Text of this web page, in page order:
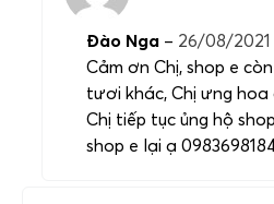
Đào Nga – 26/08/2021
Cảm ơn Chị, shop e
tươi khác, Chị ưng
Chị tiếp tục ủng hộ
shop e lại ạ